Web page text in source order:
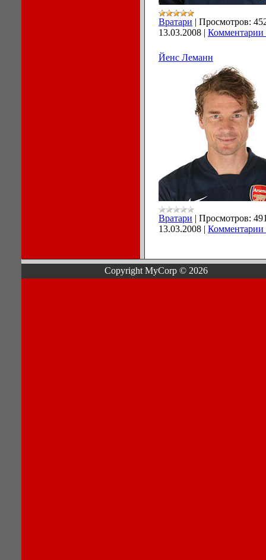
Вратари | Просмотров:
13.03.2008 | Комментарии
Йенс Леманн
Вратари | Просмотров:
13.03.2008 | Комментарии
Copyright MyCorp © 2026